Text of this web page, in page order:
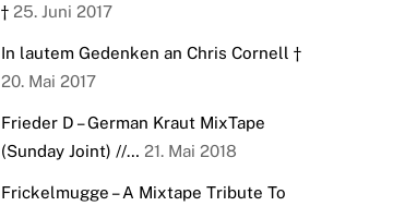
†25. Juni 2017
In lautem Gedenken an Chris Cornell †
20. Mai 2017
Frieder D – German Kraut MixTape
(Sunday Joint) //… 21. Mai 2018
Frickelmugge – A Mixtape Tribute To